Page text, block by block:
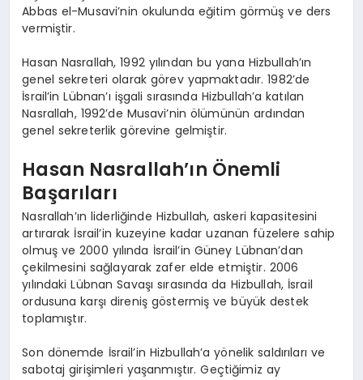
Abbas el-Musavi’nin okulunda eğitim görmüş ve ders
vermiştir.
Hasan Nasrallah, 1992 yılından bu yana Hizbullah’ın
genel sekreteri olarak görev yapmaktadır. 1982’de
İsrail’in Lübnan’ı işgali sırasında Hizbullah’a katılan
Nasrallah, 1992’de Musavi’nin ölümünün ardından
genel sekreterlik görevine gelmiştir.
Hasan Nasrallah’ın Önemli
Başarıları
Nasrallah’ın liderliğinde Hizbullah, askeri kapasitesini
artırarak İsrail’in kuzeyine kadar uzanan füzelere sahip
olmuş ve 2000 yılında İsrail’in Güney Lübnan’dan
çekilmesini sağlayarak zafer elde etmiştir. 2006
yılındaki Lübnan Savaşı sırasında da Hizbullah, İsrail
ordusuna karşı direniş göstermiş ve büyük destek
toplamıştır.
Son dönemde İsrail’in Hizbullah’a yönelik saldırıları ve
sabotaj girişimleri yaşanmıştır. Geçtiğimiz ay